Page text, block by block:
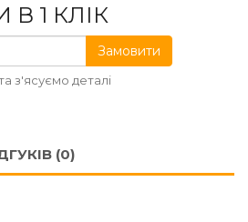
1 КЛІК
Замовити
з'ясуємо деталі
(0)